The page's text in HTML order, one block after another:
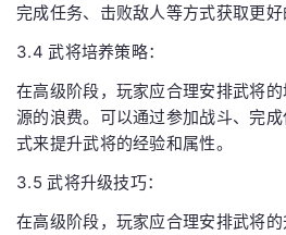
完成任务、击败敌人等方式获取更好
3.4 武将培养策略：
在高级阶段，玩家应合理安排武将
源的浪费。可以通过参加战斗、完
式来提升武将的经验和属性。
3.5 武将升级技巧：
在高级阶段，玩家应合理安排武将